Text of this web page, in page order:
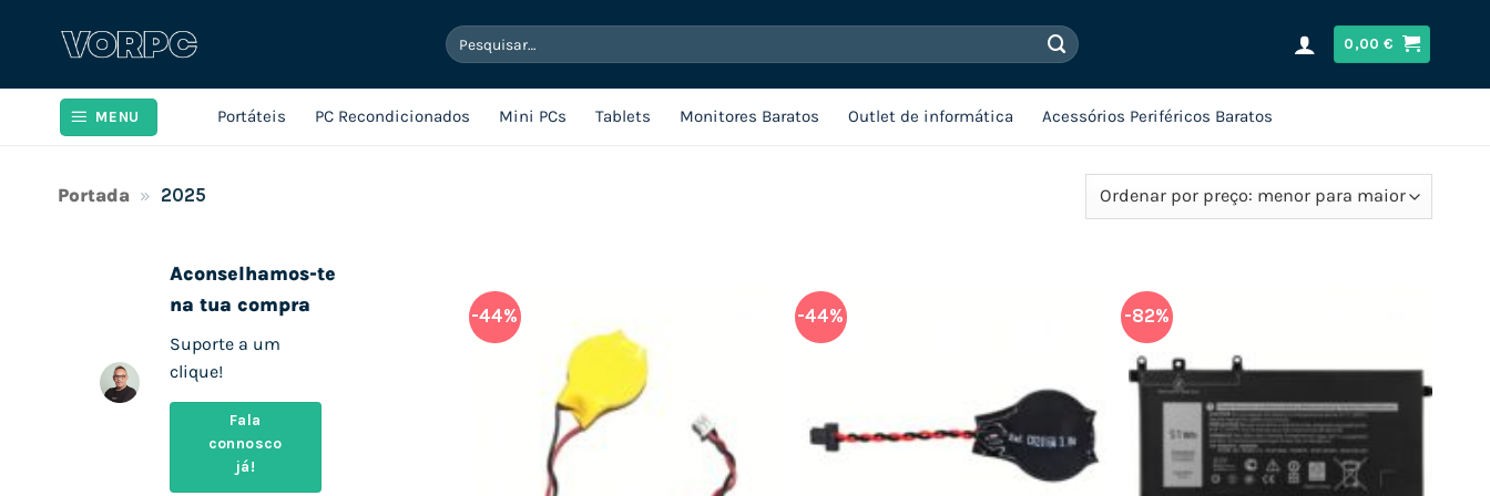
Pesquisar
por:
0,00€
MENU Portáteis PC Recondicionados Mini PCs Tablets Monitores Baratos Outlet de informática Acessórios Periféricos Baratos
Portada » 2025
Aconselhamos-te
na tua compra
Suporte a um
clique!
Fala
connosco
já!
-44% -44% -82%